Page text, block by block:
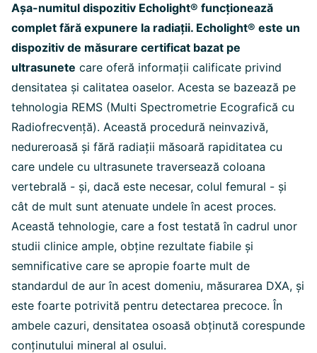
Așa-numitul dispozitiv Echolight® funcționează
complet fără expunere la radiații. Echolight® este un
dispozitiv de măsurare certificat bazat pe
ultrasunete care oferă informații calificate privind
densitatea și calitatea oaselor. Acesta se bazează pe
tehnologia REMS (Multi Spectrometrie Ecografică cu
Radiofrecvență). Această procedură neinvazivă,
nedureroasă și fără radiații măsoară rapiditatea cu
care undele cu ultrasunete traversează coloana
vertebrală - și, dacă este necesar, colul femural - și
cât de mult sunt atenuate undele în acest proces.
Această tehnologie, care a fost testată în cadrul unor
studii clinice ample, obține rezultate fiabile și
semnificative care se apropie foarte mult de
standardul de aur în acest domeniu, măsurarea DXA, și
este foarte potrivită pentru detectarea precoce. În
ambele cazuri, densitatea osoasă obținută corespunde
conținutului mineral al osului.